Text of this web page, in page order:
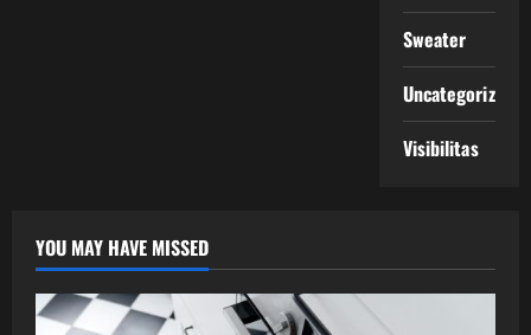
Sweater
Uncategorized
Visibilitas
YOU MAY HAVE MISSED